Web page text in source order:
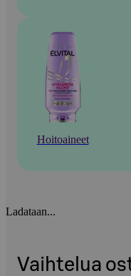
Hoitoaineet
Ladataan...
Vaihtelua